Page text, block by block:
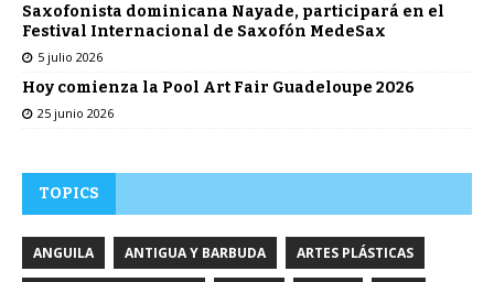
Saxofonista dominicana Nayade, participará en el
Festival Internacional de Saxofón MedeSax
5 julio 2026
Hoy comienza la Pool Art Fair Guadeloupe 2026
25 junio 2026
TOPICS
ANGUILA ANTIGUA Y BARBUDA ARTES PLÁSTICAS